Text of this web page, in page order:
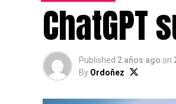
Published 2 años ago on
By Ordoñez